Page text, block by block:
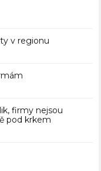
v regionu
firmy nejsou
pod krkem